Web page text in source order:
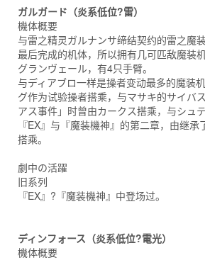
ガルガード（炎系低位?雷）
機体概要
与雷之精灵ガルナンサ缔结契约的雷之魔
最后完成的机体，所以拥有几可匹敌魔装
グランヴェール，有4只手臂。
与ディアブロ一样是操者变动最多的魔装
グ作为试验操者搭乘，与マサキ的サイバ
アス事件」时曾由カークス搭乘，与シュ
『EX』与『魔装機神』的第二章，由继
搭乘。
劇中の活躍
旧系列
『EX』?『魔装機神』中登场过。
ディンフォース（炎系低位?電光）
機体概要